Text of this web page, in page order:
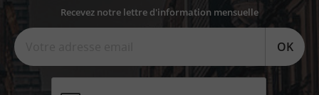
Recevez notre lettre d'information mensuelle
OK